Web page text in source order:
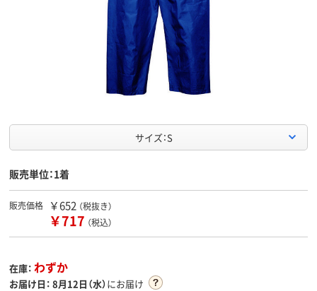
サイズ：S
販売単位：1着
販売価格 ￥652 （税抜き）
￥717 （税込）
在庫： わずか
お届け日： 8月12日（水）にお届け